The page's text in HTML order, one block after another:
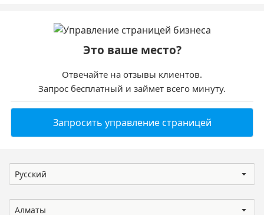
Это ваше место?
Отвечайте на отзывы клиентов.
Запрос бесплатный и займет всего минуту.
Запросить управление страницей
Русский
Алматы